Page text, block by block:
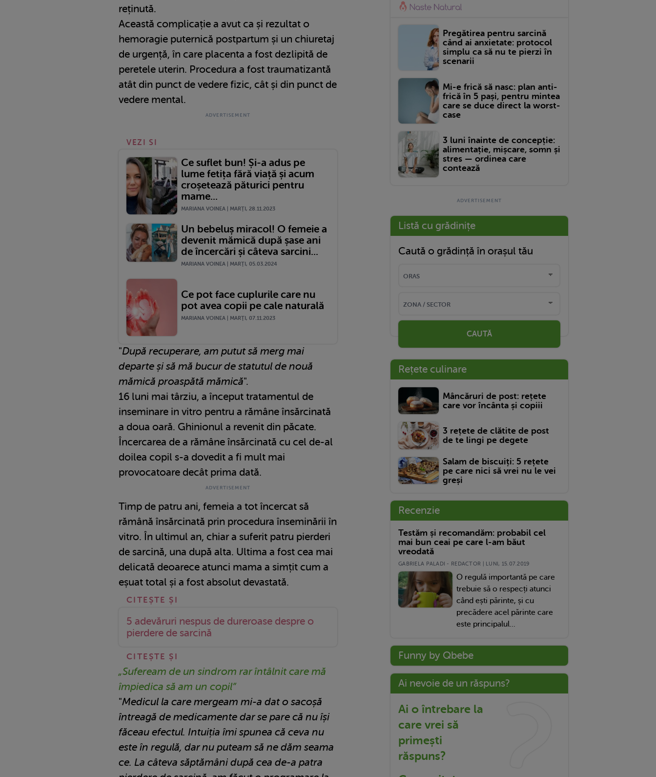
reținută.
Această complicație a avut ca și rezultat o
hemoragie puternică postpartum și un chiuretaj
de urgență, în care placenta a fost dezlipită de
peretele uterin. Procedura a fost traumatizantă
atât din punct de vedere fizic, cât și din punct de
vedere mental.
VEZI SI
Ce suflet bun! Și-a adus pe
lume fetița fără viață și acum
croșetează păturici pentru
mame...
MARIANA VOINEA | MARŢI, 28.11.2023
Un bebeluș miracol! O femeie a
devenit mămică după șase ani
de încercări și câteva sarcini...
MARIANA VOINEA | MARŢI, 05.03.2024
Ce pot face cuplurile care nu
pot avea copii pe cale naturală
MARIANA VOINEA | MARŢI, 07.11.2023
"După recuperare, am putut să merg mai
departe și să mă bucur de statutul de nouă
mămică proaspătă mămică".
16 luni mai târziu, a început tratamentul de
inseminare in vitro pentru a rămâne însărcinată
a doua oară. Ghinionul a revenit din păcate.
Încercarea de a rămâne însărcinată cu cel de-al
doilea copil s-a dovedit a fi mult mai
provocatoare decât prima dată.
Timp de patru ani, femeia a tot încercat să
rămână însărcinată prin procedura înseminării în
vitro. În ultimul an, chiar a suferit patru pierderi
de sarcină, una după alta. Ultima a fost cea mai
delicată deoarece atunci mama a simțit cum a
eșuat total și a fost absolut devastată.
5 adevăruri nespus de dureroase despre o
pierdere de sarcină
„Sufeream de un sindrom rar întâlnit care mă
împiedica să am un copil”
"Medicul la care mergeam mi-a dat o sacoșă
întreagă de medicamente dar se pare că nu își
făceau efectul. Intuiția îmi spunea că ceva nu
este în regulă, dar nu puteam să ne dăm seama
ce. La câteva săptămâni după cea de-a patra
Pregătirea pentru sarcină
când ai anxietate: protocol
simplu ca să nu te pierzi în
scenarii
Mi-e frică să nasc: plan anti-
frică în 5 pași, pentru mintea
care se duce direct la worst-
case
3 luni înainte de concepție:
alimentație, mișcare, somn și
stres — ordinea care
contează
Listă cu grădinițe
Caută o grădință în orașul tău
CAUTĂ
Rețete culinare
Mâncăruri de post: rețete
care vor încânta și copiii
3 rețete de clătite de post
de te lingi pe degete
Salam de biscuiți: 5 rețete
pe care nici să vrei nu le vei
greși
Recenzie
Testăm și recomandăm: probabil cel
mai bun ceai pe care l-am băut
vreodată
GABRIELA PALADI - REDACTOR | LUNI, 15.07.2019
O regulă importantă pe care
trebuie să o respecți atunci
când ești părinte, și cu
precădere acel părinte care
este principalul...
Funny by Qbebe
Ai nevoie de un răspuns?
Ai o întrebare la
care vrei să
primești
răspuns?